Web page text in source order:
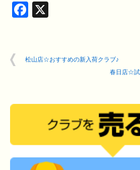
Facebook
松山店☆おすすめの新入荷クラブ♪
春日店☆試